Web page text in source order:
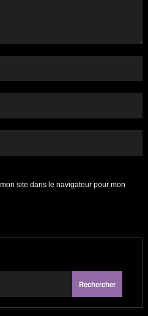
site dans le navigateur pour mon
Rechercher